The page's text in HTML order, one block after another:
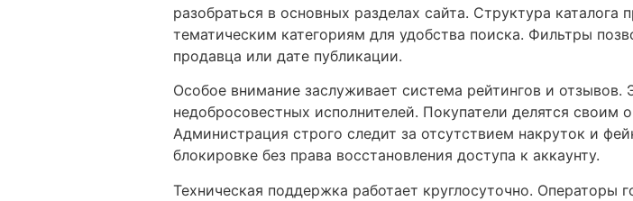
разобраться в основных разделах сайта. Структура
тематическим категориям для удобства поиска. Фильтры
продавца или дате публикации.
Особое внимание заслуживает система рейтингов и отзывов.
недобросовестных исполнителей. Покупатели делятся
Администрация строго следит за отсутствием накруток и
блокировке без права восстановления доступа к аккаунту.
Техническая поддержка работает круглосуточно. Операторы